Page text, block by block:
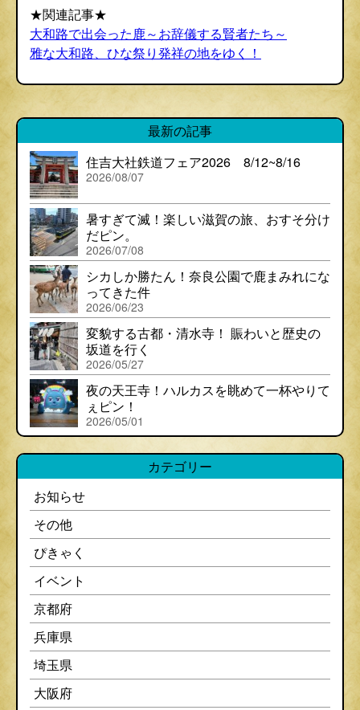
★関連記事★
大和路で出会った鹿～お辞儀する賢者たち～
雅な大和路、ひな祭り発祥の地をゆく！
最新の記事
住吉大社鉄道フェア2026 8/12~8/16
2026/08/07
暑すぎて滅！楽しい滋賀の旅、おすそ分け
だピン。
2026/07/08
シカしか勝たん！奈良公園で鹿まみれにな
ってきた件
2026/06/23
変貌する古都・清水寺！ 賑わいと歴史の
坂道を行く
2026/05/27
夜の天王寺！ハルカスを眺めて一杯やりて
ぇピン！
2026/05/01
カテゴリー
お知らせ
その他
ぴきゃく
イベント
京都府
兵庫県
埼玉県
大阪府